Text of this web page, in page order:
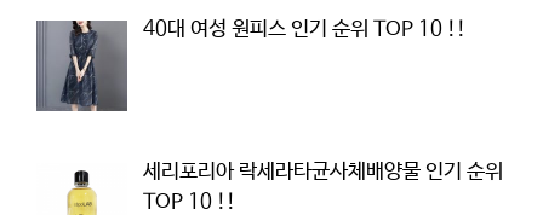
40대 여성 원피스 인기 순위 TOP 10 !!
세리포리아 락세라타균사체배양물 인기 순위
TOP 10 !!